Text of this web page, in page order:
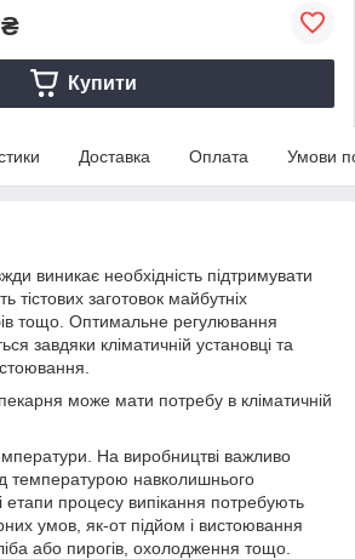
₴
Купити
Доставка Оплата Умови
виникає необхідність підтримувати
тістових заготовок майбутніх
тощо. Оптимальне регулювання
завдяки кліматичній установці та
може мати потребу в кліматичній
На виробництві важливо
температурою навколишнього
етапи процесу випікання потребують
умов, як-от підйом і вистоювання
або пирогів, охолодження тощо.